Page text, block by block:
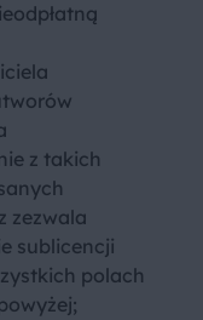
z takich
zezwala
sublicencji
polach